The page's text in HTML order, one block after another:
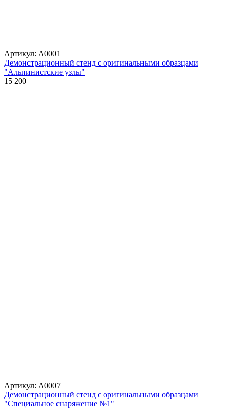
Артикул: А0001
Демонстрационный стенд с оригинальными образцами
"Альпинистские узлы"
15 200
Артикул: А0007
Демонстрационный стенд с оригинальными образцами
"Специальное снаряжение №1"